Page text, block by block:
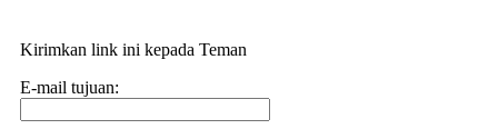
Kirimkan link ini kepada Teman
E-mail tujuan: